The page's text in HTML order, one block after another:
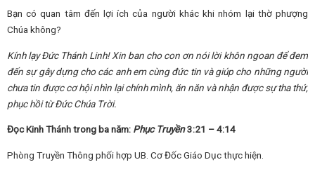
Bạn có quan tâm đến lợi ích của người khác khi nhóm lại thờ phượng
Chúa không?
Kính lạy Đức Thánh Linh! Xin ban cho con ơn nói lời khôn ngoan để đem
đến sự gây dựng cho các anh em cùng đức tin và giúp cho những người
chưa tin được cơ hội nhìn lại chính mình, ăn năn và nhận được sự tha thứ,
phục hồi từ Đức Chúa Trời.
Đọc Kinh Thánh trong ba năm: Phục Truyền3:21 – 4:14
Phòng Truyền Thông phối hợp UB. Cơ Đốc Giáo Dục thực hiện.